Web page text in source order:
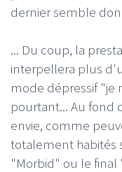
dernier semble
... Du coup, la
interpellera plus
mode dépressif "je
pourtant... Au fond
envie, comme
totalement habités
"Morbid" ou le final